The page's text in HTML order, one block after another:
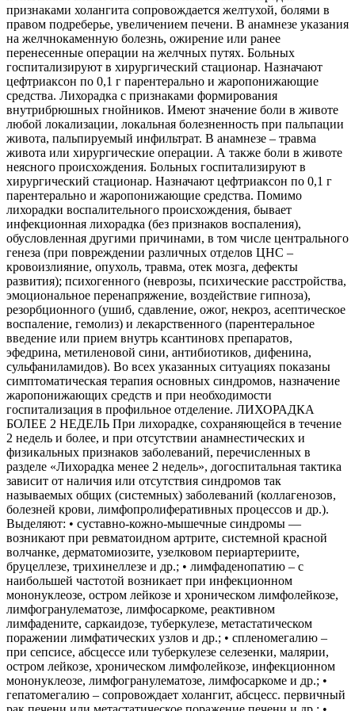
признаками холангита сопровождается желтухой, болями в
правом подреберье, увеличением печени. В анамнезе указания
на желчнокаменную болезнь, ожирение или ранее
перенесенные операции на желчных путях. Больных
госпитализируют в хирургический стационар. Назначают
цефтриаксон по 0,1 г парентерально и жаропонижающие
средства. Лихорадка с признаками формирования
внутрибрюшных гнойников. Имеют значение боли в животе
любой локализации, локальная болезненность при пальпации
живота, пальпируемый инфильтрат. В анамнезе – травма
живота или хирургические операции. А также боли в животе
неясного происхождения. Больных госпитализируют в
хирургический стационар. Назначают цефтриаксон по 0,1 г
парентерально и жаропонижающие средства. Помимо
лихорадки воспалительного происхождения, бывает
инфекционная лихорадка (без признаков воспаления),
обусловленная другими причинами, в том числе центрального
генеза (при повреждении различных отделов ЦНС –
кровоизлияние, опухоль, травма, отек мозга, дефекты
развития); психогенного (неврозы, психические расстройства,
эмоциональное перенапряжение, воздействие гипноза),
резорбционного (ушиб, сдавление, ожог, некроз, асептическое
воспаление, гемолиз) и лекарственного (парентеральное
введение или прием внутрь ксантиновх препаратов,
эфедрина, метиленовой сини, антибиотиков, дифенина,
сульфаниламидов). Во всех указанных ситуациях показаны
симптоматическая терапия основных синдромов, назначение
жаропонижающих средств и при необходимости
госпитализация в профильное отделение. ЛИХОРАДКА
БОЛЕЕ 2 НЕДЕЛЬ При лихорадке, сохраняющейся в течение
2 недель и более, и при отсутствии анамнестических и
физикальных признаков заболеваний, перечисленных в
разделе «Лихорадка менее 2 недель», догоспитальная тактика
зависит от наличия или отсутствия синдромов так
называемых общих (системных) заболеваний (коллагенозов,
болезней крови, лимфопролиферативных процессов и др.).
Выделяют: • суставно-кожно-мышечные синдромы —
возникают при ревматоидном артрите, системной красной
волчанке, дерматомиозите, узелковом периартериите,
бруцеллезе, трихинеллезе и др.; • лимфаденопатию – с
наибольшей частотой возникает при инфекционном
мононуклеозе, остром лейкозе и хроническом лимфолейкозе,
лимфогранулематозе, лимфосаркоме, реактивном
лимфадените, саркаидозе, туберкулезе, метастатическом
поражении лимфатических узлов и др.; • спленомегалию –
при сепсисе, абсцессе или туберкулезе селезенки, малярии,
остром лейкозе, хроническом лимфолейкозе, инфекционном
мононуклеозе, лимфогранулематозе, лимфосаркоме и др.; •
гепатомегалию – сопровождает холангит, абсцесс. первичный